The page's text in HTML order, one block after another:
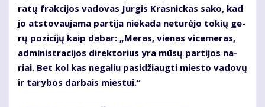
ra­tų frak­ci­jos va­do­vas Jur­gis Kras­nic­kas sa­ko, kad
jo at­sto­vau­ja­ma par­ti­ja nie­ka­da ne­tu­rė­jo to­kių ge­
rų po­zi­ci­jų kaip da­bar: „Me­ras, vie­nas vi­ce­me­ras,
ad­mi­nist­ra­ci­jos di­rek­to­rius yra mū­sų par­ti­jos na­
riai. Bet kol kas ne­ga­liu pa­si­džiaug­ti mies­to va­do­vų
ir ta­ry­bos dar­bais mies­tui.“